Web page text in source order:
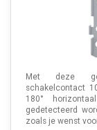
Met deze
schakelcontact
180°
gedetecteerd
zoals je wenst